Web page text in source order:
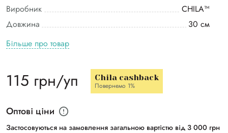
Виробник
CHILA™
Довжина
30 см
Більше про товар
115 грн/уп Chila cashback
Повернемо 1%
Оптові ціни
Застосовуються на замовлення загальною вартістю від 3 000 грн